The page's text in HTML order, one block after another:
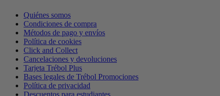
Quiénes somos
Condiciones de compra
Métodos de pago y envíos
Política de cookies
Click and Collect
Cancelaciones y devoluciones
Tarjeta Trébol Plus
Bases legales de Trébol Promociones
Política de privacidad
Descuentos para estudiantes